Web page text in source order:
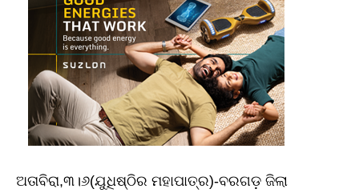
ଅତାବିରା,୩।୬(ଯୁଧିଷ୍ଠିର ମହାପାତ୍ର)-ବରଗଡ଼ ଜିଲା